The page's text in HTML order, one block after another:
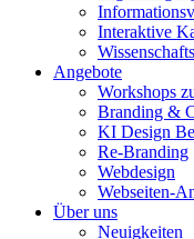
Interaktive
Angebote
Workshops
Branding &
KI Design
Re-Branding
Webdesign
Webseiten-
Über uns
Neuigkeiten